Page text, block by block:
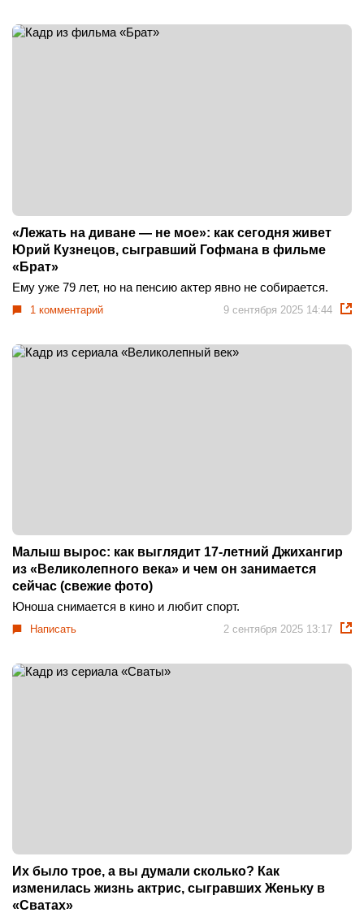
«Лежать на диване — не мое»: как сегодня живет
Юрий Кузнецов, сыгравший Гофмана в фильме
«Брат»
Ему уже 79 лет, но на пенсию актер явно не собирается.
1 комментарий 9 сентября 2025 14:44
Малыш вырос: как выглядит 17-летний Джихангир
из «Великолепного века» и чем он занимается
сейчас (свежие фото)
Юноша снимается в кино и любит спорт.
Написать 2 сентября 2025 13:17
Их было трое, а вы думали сколько? Как
изменилась жизнь актрис, сыгравших Женьку в
«Сватах»